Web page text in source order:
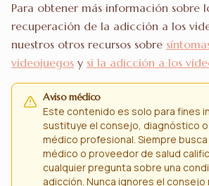
Para obtener más información sobre
recuperación de la adicción a los
nuestros otros recursos sobre
videojuegos y si la adicción a los
Aviso médico
Este contenido es solo para fines
sustituye el consejo, diagnóstico
médico profesional. Siempre
médico o proveedor de salud
cualquier pregunta sobre una
adicción. Nunca ignores el consejo